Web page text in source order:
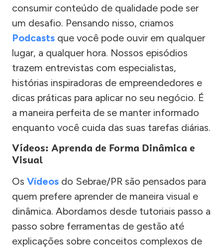
consumir conteúdo de qualidade pode ser
um desafio. Pensando nisso, criamos
Podcasts que você pode ouvir em qualquer
lugar, a qualquer hora. Nossos episódios
trazem entrevistas com especialistas,
histórias inspiradoras de empreendedores e
dicas práticas para aplicar no seu negócio. É
a maneira perfeita de se manter informado
enquanto você cuida das suas tarefas diárias.
Vídeos: Aprenda de Forma Dinâmica e
Visual
Os Vídeos do Sebrae/PR são pensados para
quem prefere aprender de maneira visual e
dinâmica. Abordamos desde tutoriais passo a
passo sobre ferramentas de gestão até
explicações sobre conceitos complexos de